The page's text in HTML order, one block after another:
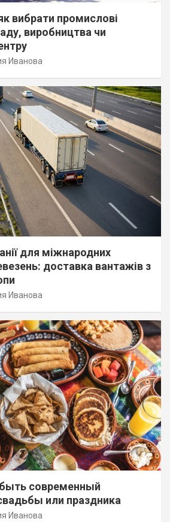
вибрати промислові
виробництва чи
Иванова
для міжнародних
доставка вантажів з
Иванова
современный
или праздника
Иванова